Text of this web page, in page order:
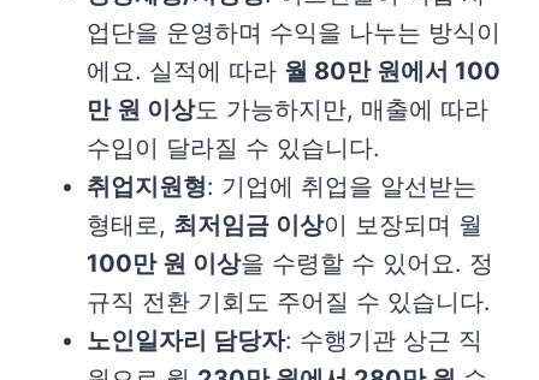
업단을 운영하며 수익을 나누는 방식이
에요. 실적에 따라 월 80만 원에서 100
만 원 이상도 가능하지만, 매출에 따라
수입이 달라질 수 있습니다.
취업지원형: 기업에 취업을 알선받는
형태로, 최저임금 이상이 보장되며 월
100만 원 이상을 수령할 수 있어요. 정
규직 전환 기회도 주어질 수 있습니다.
노인일자리 담당자: 수행기관 상근 직